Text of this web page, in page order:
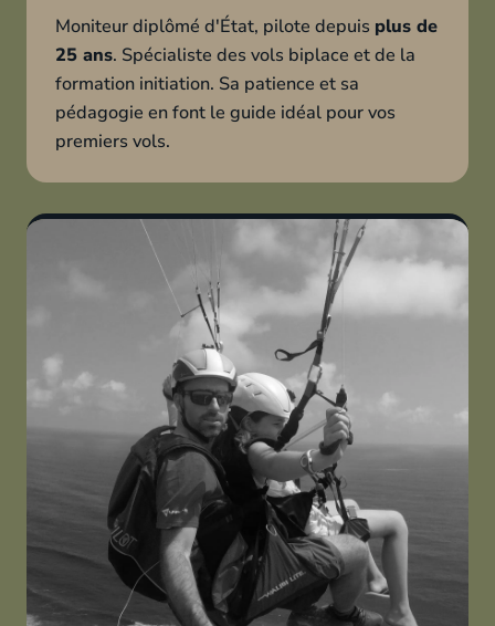
Moniteur diplômé d'État, pilote depuis plus de
25 ans. Spécialiste des vols biplace et de la
formation initiation. Sa patience et sa
pédagogie en font le guide idéal pour vos
premiers vols.